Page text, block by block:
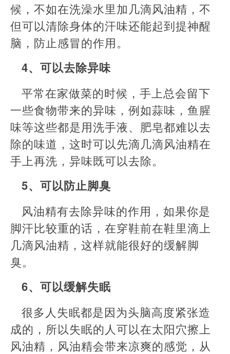
候，不如在洗澡水里加几滴风油精，不
但可以清除身体的汗味还能起到提神醒
脑，防止感冒的作用。
4、可以去除异味
平常在家做菜的时候，手上总会留下
一些食物带来的异味，例如蒜味，鱼腥
味等这些都是用洗手液、肥皂都难以去
除的味道，这时可以先滴几滴风油精在
手上再洗，异味既可以去除。
5、可以防止脚臭
风油精有去除异味的作用，如果你是
脚汗比较重的话，在穿鞋前在鞋里滴上
几滴风油精，这样就能很好的缓解脚
臭。
6、可以缓解失眠
很多人失眠都是因为头脑高度紧张造
成的，所以失眠的人可以在太阳穴擦上
风油精，风油精会带来凉爽的感觉，从